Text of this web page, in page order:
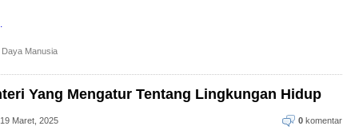
Manusia
Yang Mengatur Tentang Lingkungan Hidup
19 Maret, 2025 0 komentar